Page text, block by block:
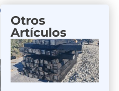
Otros
Artículos